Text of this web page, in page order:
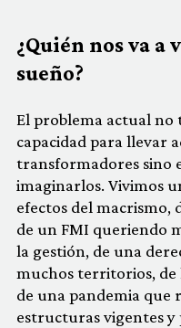
¿Quién nos va
sueño?
El problema actual no
capacidad para llevar
transformadores sino
imaginarlos. Vivimos
efectos del macrismo,
de un FMI queriendo
la gestión, de una
muchos territorios, de
de una pandemia que
estructuras vigentes